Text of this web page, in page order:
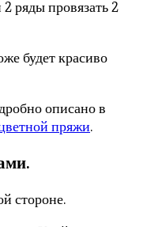
ряды провязать 2
будет красиво
описано в
пряжи.
стороне.